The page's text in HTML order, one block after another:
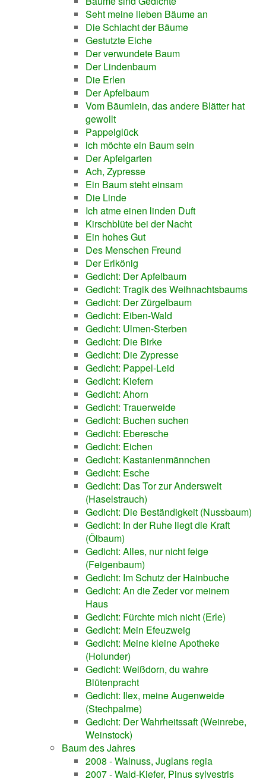
Seht meine lieben Bäume an
Die Schlacht der Bäume
Gestutzte Eiche
Der verwundete Baum
Der Lindenbaum
Die Erlen
Der Apfelbaum
Vom Bäumlein, das andere Blätter hat
gewollt
Pappelglück
ich möchte ein Baum sein
Der Apfelgarten
Ach, Zypresse
Ein Baum steht einsam
Die Linde
Ich atme einen linden Duft
Kirschblüte bei der Nacht
Ein hohes Gut
Des Menschen Freund
Der Erlkönig
Gedicht: Der Apfelbaum
Gedicht: Tragik des Weihnachtsbaums
Gedicht: Der Zürgelbaum
Gedicht: Eiben-Wald
Gedicht: Ulmen-Sterben
Gedicht: Die Birke
Gedicht: Die Zypresse
Gedicht: Pappel-Leid
Gedicht: Kiefern
Gedicht: Ahorn
Gedicht: Trauerweide
Gedicht: Buchen suchen
Gedicht: Eberesche
Gedicht: Eichen
Gedicht: Kastanienmännchen
Gedicht: Esche
Gedicht: Das Tor zur Anderswelt
(Haselstrauch)
Gedicht: Die Beständigkeit (Nussbaum)
Gedicht: In der Ruhe liegt die Kraft
(Ölbaum)
Gedicht: Alles, nur nicht feige
(Feigenbaum)
Gedicht: Im Schutz der Hainbuche
Gedicht: An die Zeder vor meinem
Haus
Gedicht: Fürchte mich nicht (Erle)
Gedicht: Mein Efeuzweig
Gedicht: Meine kleine Apotheke
(Holunder)
Gedicht: Weißdorn, du wahre
Blütenpracht
Gedicht: Ilex, meine Augenweide
(Stechpalme)
Gedicht: Der Wahrheitssaft (Weinrebe,
Weinstock)
Baum des Jahres
2008 - Walnuss, Juglans regia
2007 - Wald-Kiefer, Pinus sylvestris